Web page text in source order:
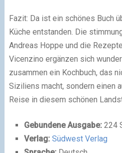
Fazit: Da ist ein schönes Buch
Küche entstanden. Die
Andreas Hoppe und die
Vicenzino ergänzen sich
zusammen ein Kochbuch, das
Siziliens macht, sondern einen
Reise in diesem schönen
Gebundene Ausgabe:224
Verlag: Südwest Verlag